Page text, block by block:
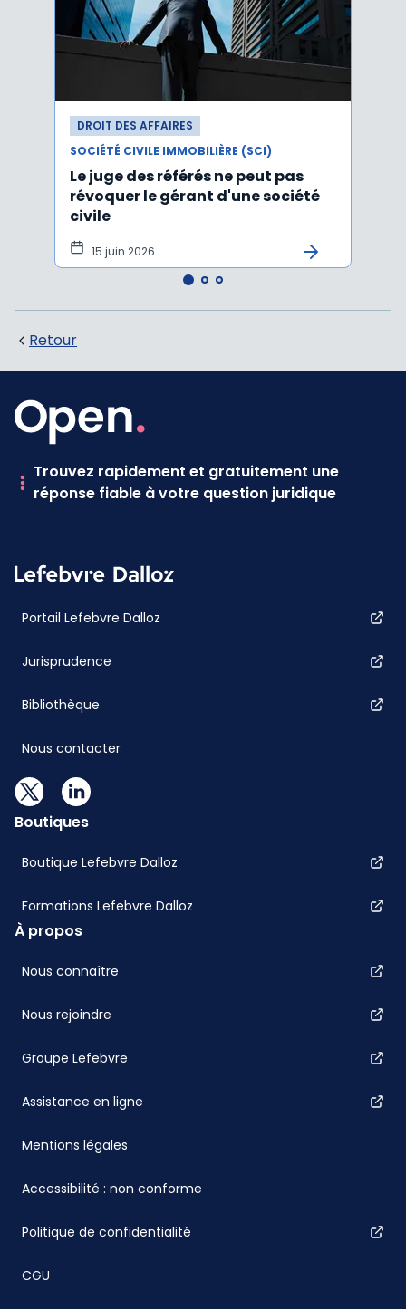
DROIT DES AFFAIRES
SOCIÉTÉ CIVILE IMMOBILIÈRE (SCI)
Le juge des référés ne peut pas
révoquer le gérant d'une société
civile
15 juin 2026
Retour
Trouvez rapidement et gratuitement une
réponse fiable à votre question juridique
Portail Lefebvre Dalloz
Jurisprudence
Bibliothèque
Nous contacter
Boutiques
Boutique Lefebvre Dalloz
Formations Lefebvre Dalloz
À propos
Nous connaître
Nous rejoindre
Groupe Lefebvre
Assistance en ligne
Mentions légales
Accessibilité : non conforme
Politique de confidentialité
CGU